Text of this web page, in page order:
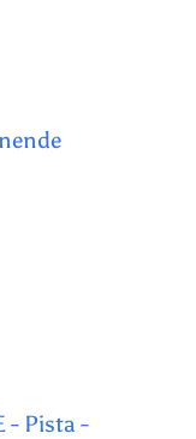
- Pista -